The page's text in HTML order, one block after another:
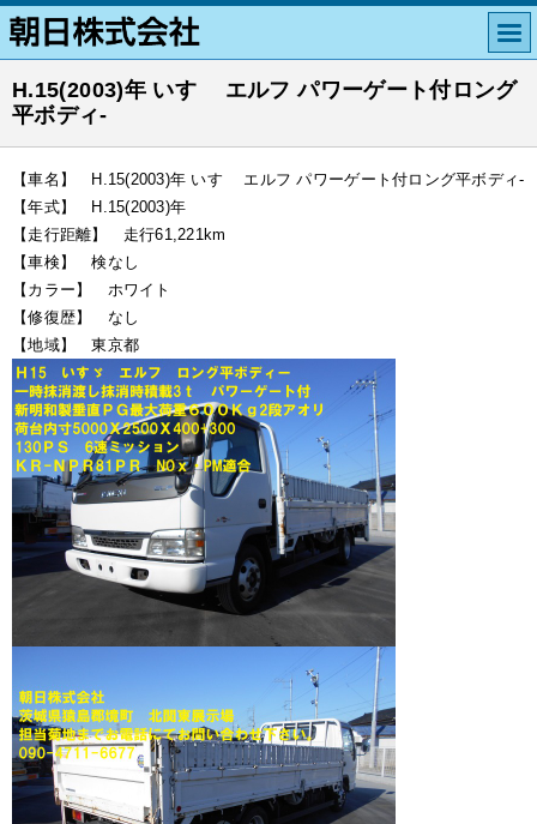
H.15(2003)年 いすゞ エルフ パワーゲート付ロング
平ボディ-
【車名】 H.15(2003)年 いすゞ エルフ パワーゲート付ロング平ボディ-
【年式】 H.15(2003)年
【走行距離】 走行61,221km
【車検】 検なし
【カラー】 ホワイト
【修復歴】 なし
【地域】 東京都